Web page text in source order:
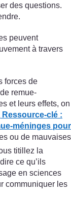
des questions.
peuvent
à travers
forces de
remue-
et leurs effets, on
Ressource-clé :
méninges pour
ou de mauvaises
titillez la
ce qu’ils
en sciences
communiquer les